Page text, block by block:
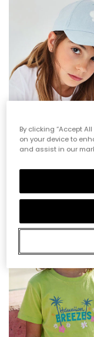
By clicking “Accept
on your device to
and assist in our